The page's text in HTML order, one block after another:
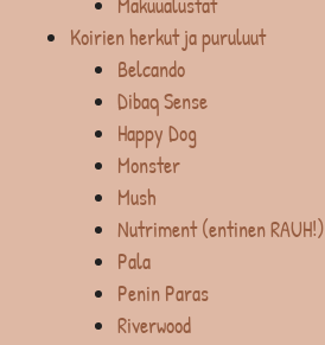
Koirien herkut ja puruluut
Belcando
Dibaq Sense
Happy Dog
Monster
Mush
Nutriment (entinen RAUH!)
Pala
Penin Paras
Riverwood